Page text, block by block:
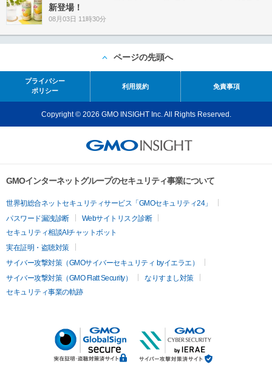
新登場！
08月03日 11時30分
ページの先頭へ
プライバシー
ポリシー
利用規約 免責事項
Copyright © 2026 GMO INSIGHT Inc. All Rights Reserved.
GMOインターネットグループのセキュリティ事業について
世界初総合ネットセキュリティサービス「GMOセキュリティ24」
パスワード漏洩診断
Webサイトリスク診断
セキュリティ相談AIチャットボット
実在証明・盗聴対策
サイバー攻撃対策（GMOサイバーセキュリティ byイエラエ）
サイバー攻撃対策（GMO Flatt Security）
なりすまし対策
セキュリティ事業の軌跡